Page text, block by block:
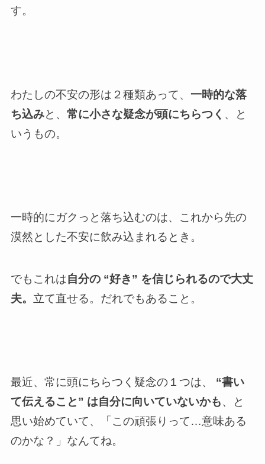
す。
わたしの不安の形は２種類あって、 一時的な落
ち込みと、 常に小さな疑念が頭にちらつく 、と
いうもの。
一時的にガクっと落ち込むのは、これから先の
漠然とした不安に飲み込まれるとき。
でもこれは自分の “好き” を信じられるので大丈
夫。 立て直せる。だれでもあること。
最近、常に頭にちらつく疑念の１つは、
“書い
て伝えること” は自分に向いていないかも、と
思い始めていて、「この頑張りって…意味ある
のかな？」なんてね。